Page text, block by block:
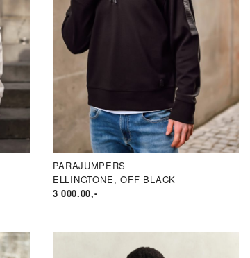
PARAJUMPERS
ELLINGTONE, OFF BLACK
3 000.00,-